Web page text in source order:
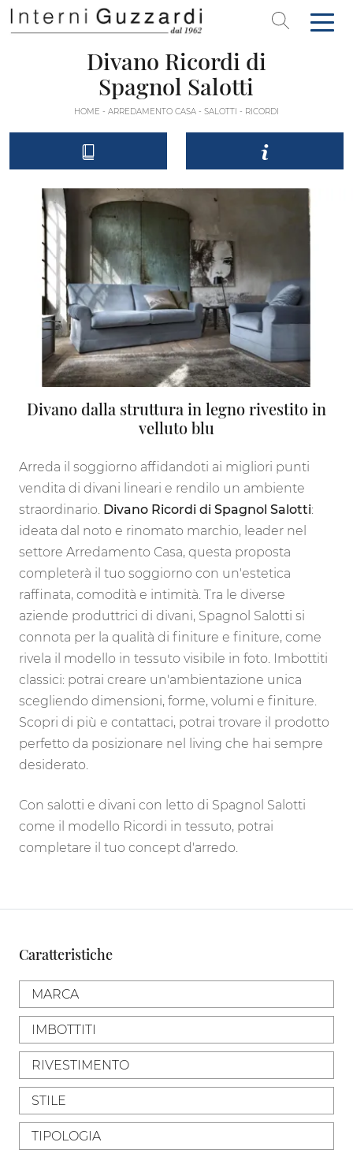
Divano Ricordi di
Spagnol Salotti
HOME - ARREDAMENTO CASA - SALOTTI - RICORDI
Con salotti e divani con letto di Spagnol Salotti
come il modello Ricordi in tessuto, potrai
completare il tuo concept d'arredo.
Divano dalla struttura in legno rivestito in
velluto blu
Arreda il soggiorno affidandoti ai migliori punti
vendita di divani lineari e rendilo un ambiente
straordinario. Divano Ricordi di Spagnol Salotti:
ideata dal noto e rinomato marchio, leader nel
settore Arredamento Casa, questa proposta
completerà il tuo soggiorno con un'estetica
raffinata, comodità e intimità. Tra le diverse
aziende produttrici di divani, Spagnol Salotti si
connota per la qualità di finiture e finiture, come
rivela il modello in tessuto visibile in foto. Imbottiti
classici: potrai creare un'ambientazione unica
scegliendo dimensioni, forme, volumi e finiture.
Scopri di più e contattaci, potrai trovare il prodotto
perfetto da posizionare nel living che hai sempre
desiderato.
Caratteristiche
MARCA
IMBOTTITI
RIVESTIMENTO
STILE
TIPOLOGIA